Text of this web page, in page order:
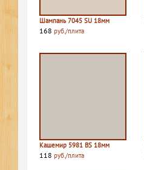
Шампань 7045 SU 18мм
168 руб./плита
Кашемир 5981 BS 18мм
118 руб./плита